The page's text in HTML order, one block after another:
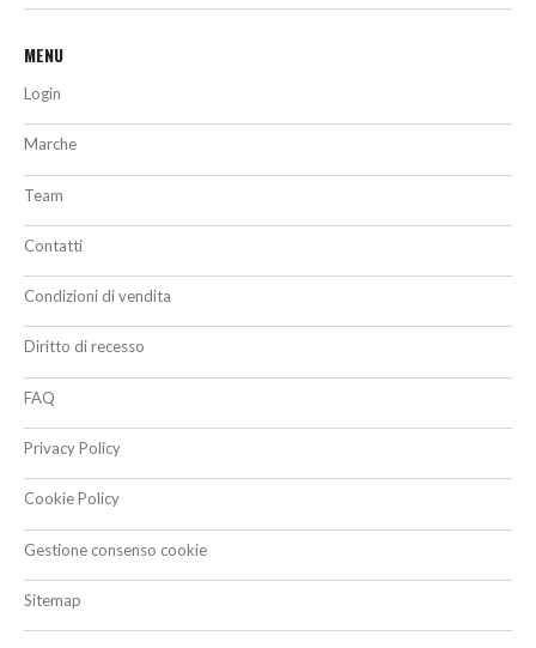
MENU
Login
Marche
Team
Contatti
Condizioni di vendita
Diritto di recesso
FAQ
Privacy Policy
Cookie Policy
Gestione consenso cookie
Sitemap